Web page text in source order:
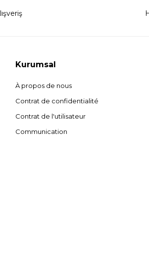
Kurumsal
À propos de nous
Contrat de confidentialité
Contrat de l'utilisateur
Communication